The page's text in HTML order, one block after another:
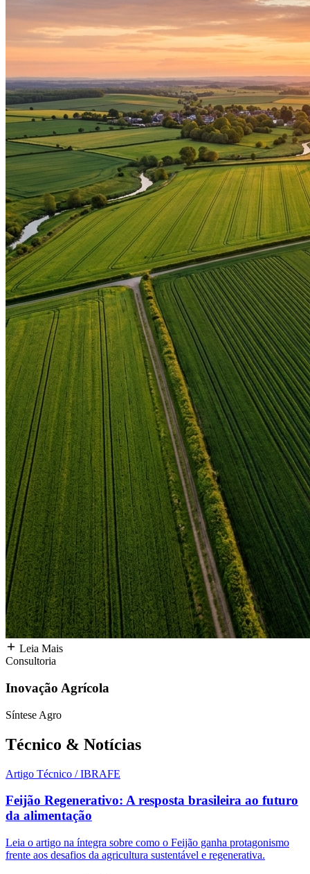
Leia Mais
Consultoria
Inovação Agrícola
Síntese Agro
Técnico & Notícias
Artigo Técnico / IBRAFE
Feijão Regenerativo: A resposta brasileira ao futuro
da alimentação
Leia o artigo na íntegra sobre como o Feijão ganha protagonismo
frente aos desafios da agricultura sustentável e regenerativa.